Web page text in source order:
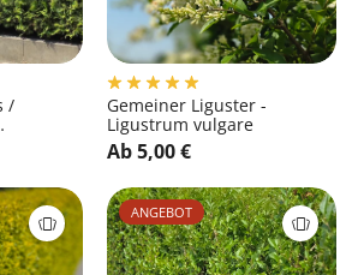
/
Gemeiner Liguster -
Ligustrum vulgare
Ab 5,00 €
ANGEBOT